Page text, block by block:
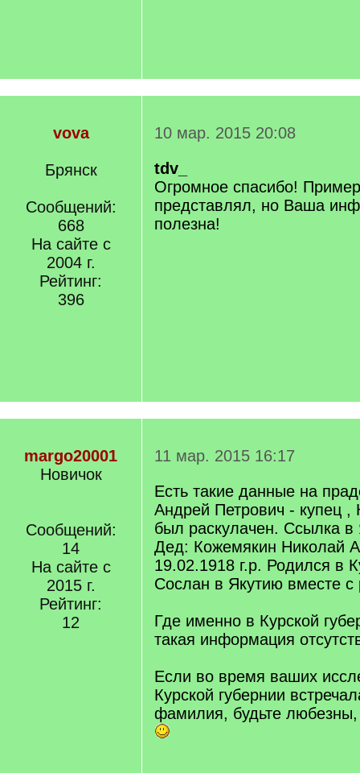
vova
Брянск
Сообщений:
668
На сайте с
2004 г.
Рейтинг:
396
10 мар. 2015 20:08
tdv_
Огромное спасибо!
представлял, но Ваша
полезна!
margo20001
Новичок
Сообщений:
14
На сайте с
2015 г.
Рейтинг:
12
11 мар. 2015 16:17
Есть такие данные на
Андрей Петрович - купец ,
был раскулачен. Ссылка в
Дед: Кожемякин Николай
19.02.1918 г.р. Родился в
Сослан в Якутию вместе с
Где именно в Курской
такая информация
Если во время ваших
Курской губернии
фамилия, будьте любезны,